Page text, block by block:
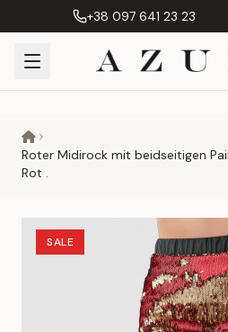
+38 097 641 23 23
Roter Midirock mit beidseitigen
Rot .
SALE